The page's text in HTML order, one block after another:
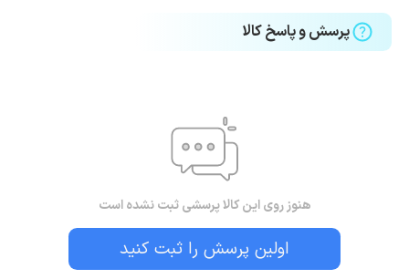
پرسش و پاسخ کالا
هنوز روی این کالا پرسشی ثبت نشده است
اولین پرسش را ثبت کنید